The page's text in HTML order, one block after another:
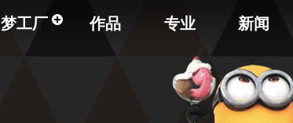
梦工厂 作品 专业 新闻